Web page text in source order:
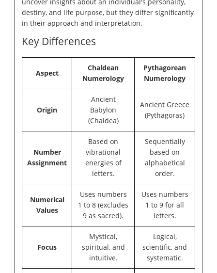
destiny, and life purpose, but they differ significantly
in their approach and interpretation.
Key Differences
Aspect
Chaldean
Numerology
Pythagorean
Numerology
Origin
Ancient
Babylon
(Chaldea)
Ancient Greece
(Pythagoras)
Number
Assignment
Based on
vibrational
energies of
letters.
Sequentially
based on
alphabetical
order.
Numerical
Values
Uses numbers
1 to 8 (excludes
9 as sacred).
Uses numbers
1 to 9 for all
letters.
Focus
Mystical,
spiritual, and
intuitive.
Logical,
scientific, and
systematic.